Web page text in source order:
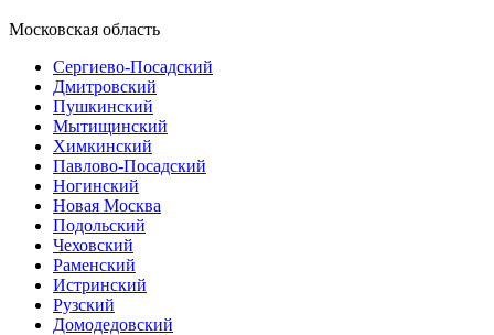
Московская область
Сергиево-Посадский
Дмитровский
Пушкинский
Мытищинский
Химкинский
Павлово-Посадский
Ногинский
Новая Москва
Подольский
Чеховский
Раменский
Истринский
Рузский
Домодедовский